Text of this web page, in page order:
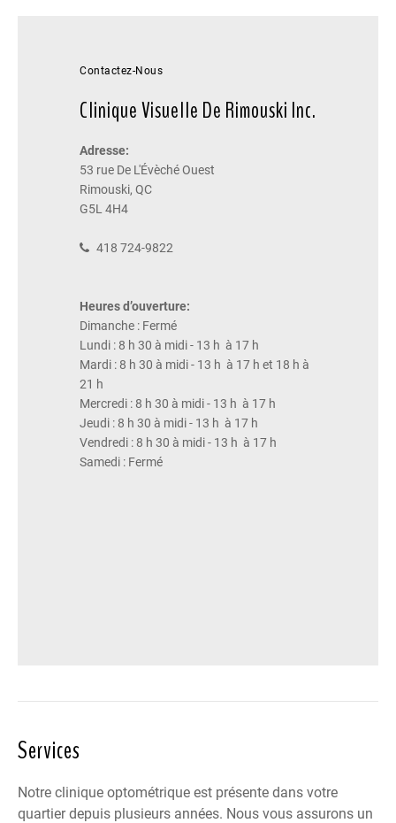
Contactez-Nous
Clinique Visuelle De Rimouski Inc.
Adresse:
53 rue De L'Évèché Ouest
Rimouski, QC
G5L 4H4
418 724-9822
Heures d’ouverture:
Dimanche : Fermé
Lundi : 8 h 30 à midi - 13 h à 17 h
Mardi : 8 h 30 à midi - 13 h à 17 h et 18 h à
21 h
Mercredi : 8 h 30 à midi - 13 h à 17 h
Jeudi : 8 h 30 à midi - 13 h à 17 h
Vendredi : 8 h 30 à midi - 13 h à 17 h
Samedi : Fermé
Services
Notre clinique optométrique est présente dans votre
quartier depuis plusieurs années. Nous vous assurons un